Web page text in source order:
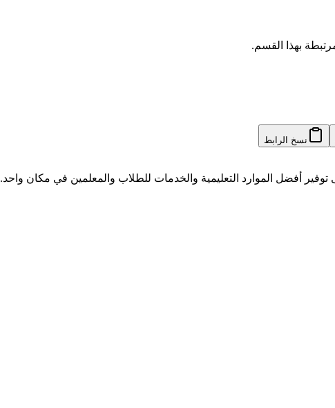
بهذا القسم.
نسخ الرابط
توفير أفضل الموارد التعليمية والخدمات للطلاب والمعلمين في مكان واحد.